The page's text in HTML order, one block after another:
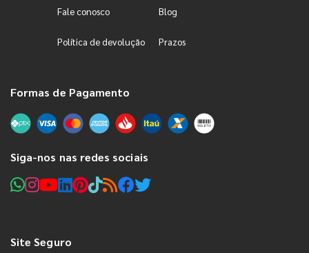
Fale conosco Blog
Política de devolução Prazos
Formas de Pagamento
Siga-nos nas redes sociais
Site Seguro